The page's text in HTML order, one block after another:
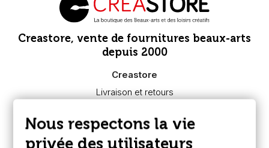
Creastore, vente de fournitures beaux-arts
depuis 2000
Creastore
Livraison et retours
Paiement sécurisé
FAQ
Boutique à Angers
Nous respectons la vie
privée des utilisateurs